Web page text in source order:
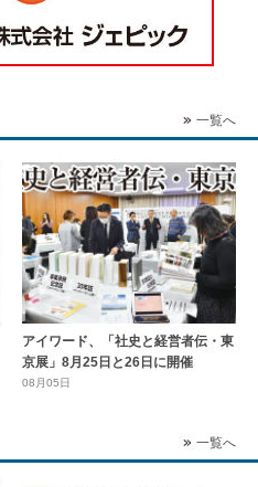
一覧へ
アイワード、「社史と経営者伝・東
京展」8月25日と26日に開催
08月05日
一覧へ